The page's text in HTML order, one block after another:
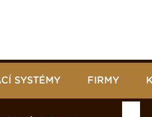
SYSTÉMY FIRMY